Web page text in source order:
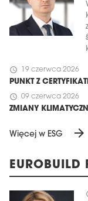
schedule 19 czerwca 2026
PUNKT Z
schedule 09 czerwca 2026
ZMIANY
Więcej w ESG arrow_forward
EUROBUILD